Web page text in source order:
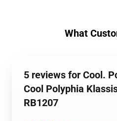
What
5 reviews for Cool.
Cool Polyphia
RB1207